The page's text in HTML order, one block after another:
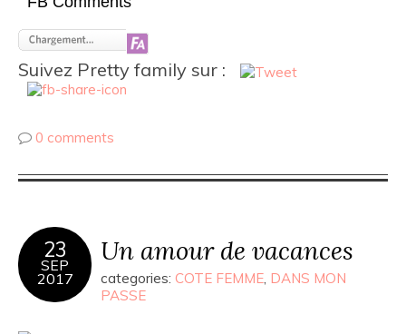
Suivez Pretty family sur :
0 comments
23
SEP
2017
Un amour de vacances
categories: COTE FEMME, DANS MON
PASSE